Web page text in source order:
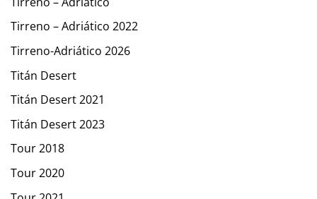
Tirreno – Adriático 2022
Tirreno-Adriático 2026
Titán Desert
Titán Desert 2021
Titán Desert 2023
Tour 2018
Tour 2020